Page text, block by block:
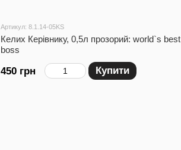
Артикул: 8.1.14-05KS
Келих Керівнику, 0,5л прозорий: world`s best
boss
450 грн Купити